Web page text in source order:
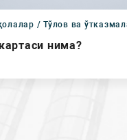
/ Тўлов ва
нима?